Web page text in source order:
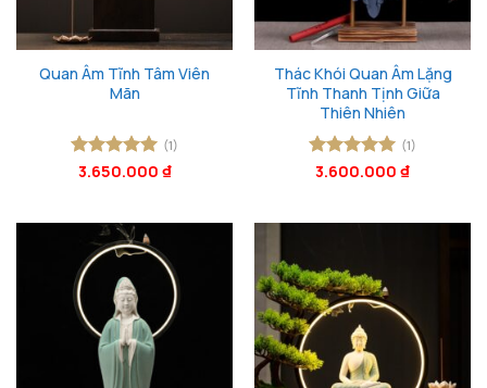
Quan Âm Tĩnh Tâm Viên
Mãn
Được xếp
(1)
3.650.000 ₫
Thác Khói Quan Âm Lặng
Tĩnh Thanh Tịnh Giữa
Thiên Nhiên
Được xếp
(1)
3.600.000 ₫